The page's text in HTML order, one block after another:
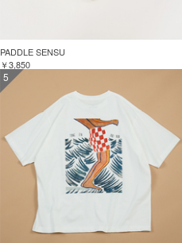
PADDLE SENSU
￥3,850
5